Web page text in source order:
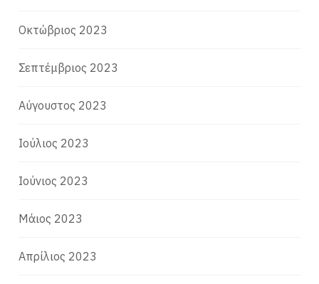
Οκτώβριος 2023
Σεπτέμβριος 2023
Αύγουστος 2023
Ιούλιος 2023
Ιούνιος 2023
Μάιος 2023
Απρίλιος 2023